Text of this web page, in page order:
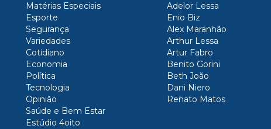
Matérias Especiais
Esporte
Segurança
Variedades
Cotidiano
Economia
Política
Tecnologia
Opinião
Saúde e Bem Estar
Estúdio 4oito
Adelor Lessa
Enio Biz
Alex Maranhão
Arthur Lessa
Artur Fabro
Benito Gorini
Beth João
Dani Niero
Renato Matos